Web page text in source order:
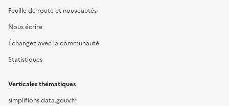
Feuille de route et nouveautés
Nous écrire
Échangez avec la communauté
Statistiques
Verticales thématiques
simplifions.data.gouv.fr